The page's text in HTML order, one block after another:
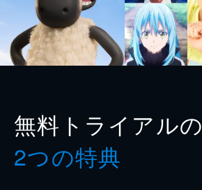
無料トライアルの
2つの特典